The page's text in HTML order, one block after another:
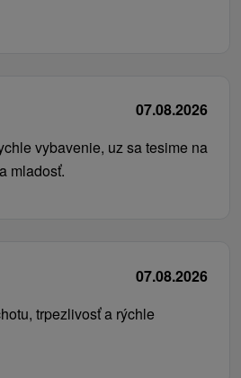
07.08.2026
vybavenie, uz sa tesime na
mladosť.
07.08.2026
trpezlivosť a rýchle